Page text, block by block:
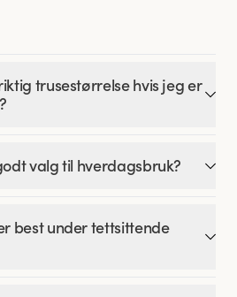
trusestørrelse hvis jeg er
valg til hverdagsbruk?
best under tettsittende